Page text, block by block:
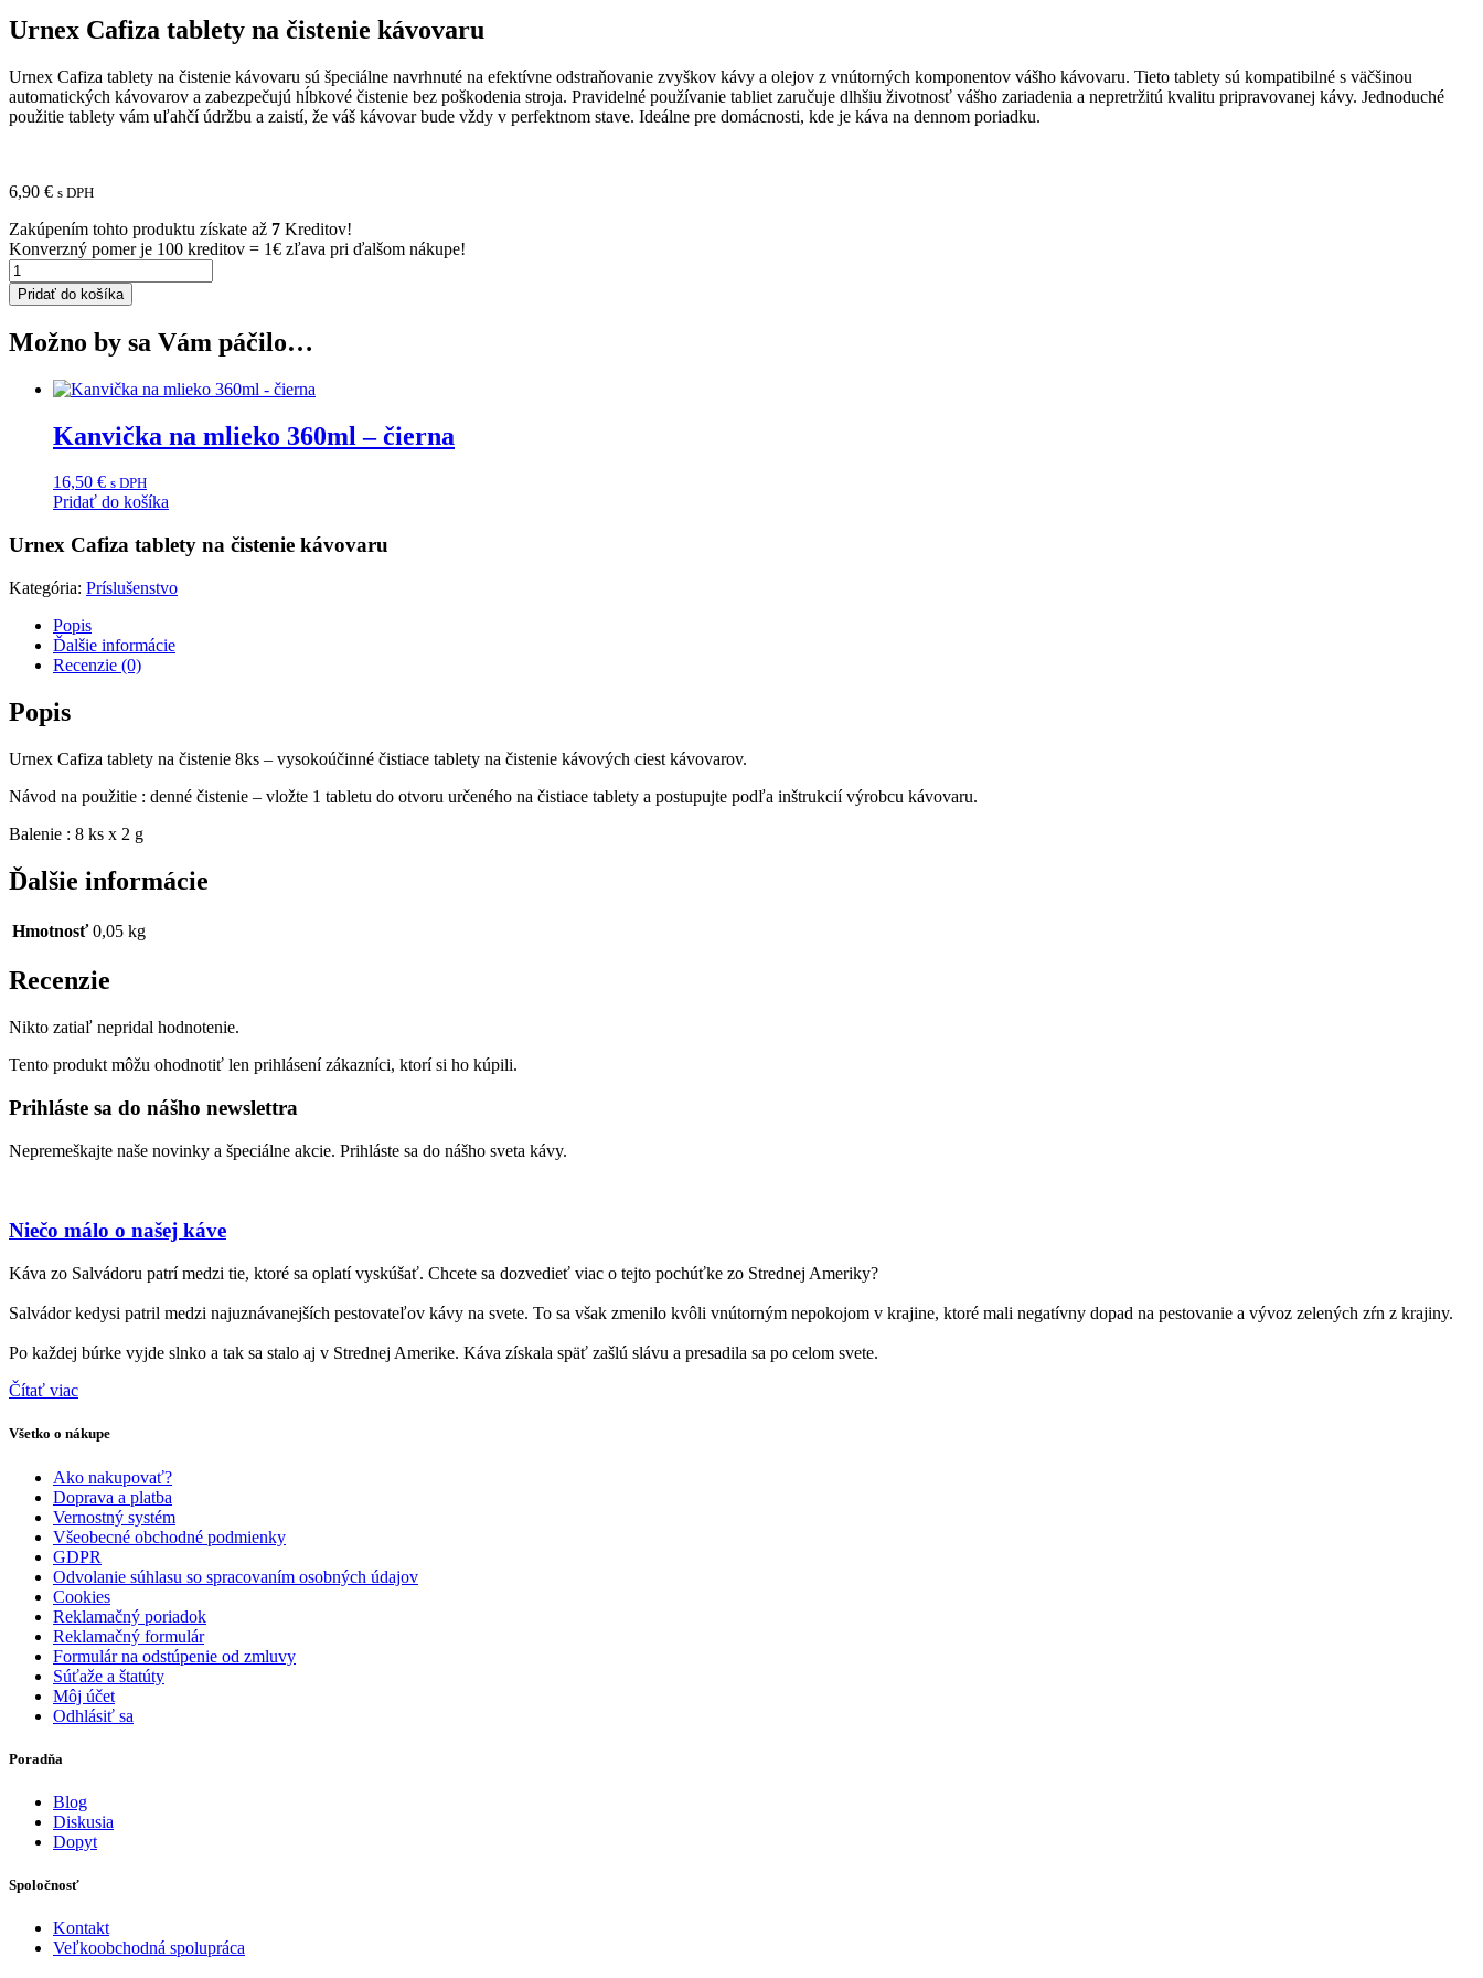
Urnex Cafiza tablety na čistenie kávovaru
Urnex Cafiza tablety na čistenie kávovaru sú špeciálne navrhnuté na efektívne odstraňovanie zvyškov kávy a olejov z vnútorných komponentov vášho kávovaru. Tieto tablety sú kompatibilné s väčšinou
automatických kávovarov a zabezpečujú hĺbkové čistenie bez poškodenia stroja. Pravidelné používanie tabliet zaručuje dlhšiu životnosť vášho zariadenia a nepretržitú kvalitu pripravovanej kávy. Jednoduché
použitie tablety vám uľahčí údržbu a zaistí, že váš kávovar bude vždy v perfektnom stave. Ideálne pre domácnosti, kde je káva na dennom poriadku.
6,90 € s DPH
Zakúpením tohto produktu získate až 7 Kreditov!
Konverzný pomer je 100 kreditov = 1€ zľava pri ďalšom nákupe!
množstvo
Urnex
Cafiza
na
kávovaru
Pridať do košíka
Možno by sa Vám páčilo…
Kanvička na mlieko 360ml – čierna
16,50 € s DPH
Pridať do košíka
Urnex Cafiza tablety na čistenie kávovaru
Kategória: Príslušenstvo
Popis
Ďalšie informácie
Recenzie (0)
Popis
Urnex Cafiza tablety na čistenie 8ks – vysokoúčinné čistiace tablety na čistenie kávových ciest kávovarov.
Návod na použitie : denné čistenie – vložte 1 tabletu do otvoru určeného na čistiace tablety a postupujte podľa inštrukcií výrobcu kávovaru.
Balenie : 8 ks x 2 g
Ďalšie informácie
Hmotnosť 0,05 kg
Recenzie
Nikto zatiaľ nepridal hodnotenie.
Tento produkt môžu ohodnotiť len prihlásení zákazníci, ktorí si ho kúpili.
Prihláste sa do nášho newslettra
Nepremeškajte naše novinky a špeciálne akcie. Prihláste sa do nášho sveta kávy.
Niečo málo o našej káve
Káva zo Salvádoru patrí medzi tie, ktoré sa oplatí vyskúšať. Chcete sa dozvedieť viac o tejto pochúťke zo Strednej Ameriky?
Salvádor kedysi patril medzi najuznávanejších pestovateľov kávy na svete. To sa však zmenilo kvôli vnútorným nepokojom v krajine, ktoré mali negatívny dopad na pestovanie a vývoz zelených zŕn z krajiny.
Po každej búrke vyjde slnko a tak sa stalo aj v Strednej Amerike. Káva získala späť zašlú slávu a presadila sa po celom svete.
Čítať viac
Všetko o nákupe
Ako nakupovať?
Doprava a platba
Vernostný systém
Všeobecné obchodné podmienky
GDPR
Odvolanie súhlasu so spracovaním osobných údajov
Cookies
Reklamačný poriadok
Reklamačný formulár
Formulár na odstúpenie od zmluvy
Súťaže a štatúty
Môj účet
Odhlásiť sa
Poradňa
Blog
Diskusia
Dopyt
Spoločnosť
Kontakt
Veľkoobchodná spolupráca